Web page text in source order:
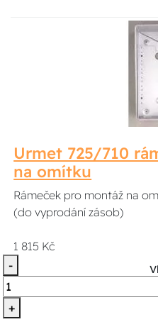
Urmet 725/710
na omítku
Rámeček pro montáž na
(do vyprodání zásob)
1 815 Kč
-
+